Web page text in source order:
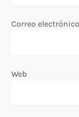
r
d
Correo electrónico
Web